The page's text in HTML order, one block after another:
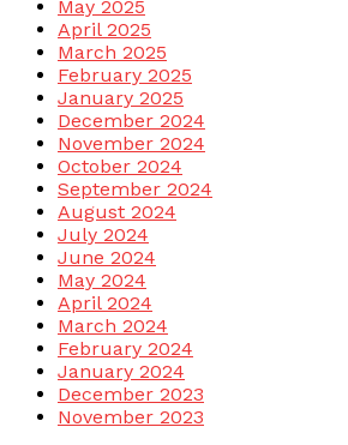
May 2025
April 2025
March 2025
February 2025
January 2025
December 2024
November 2024
October 2024
September 2024
August 2024
July 2024
June 2024
May 2024
April 2024
March 2024
February 2024
January 2024
December 2023
November 2023